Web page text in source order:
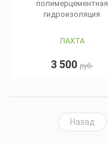
полимерцементная
гидроизоляция
ЛАХТА
3 500руб.
Назад